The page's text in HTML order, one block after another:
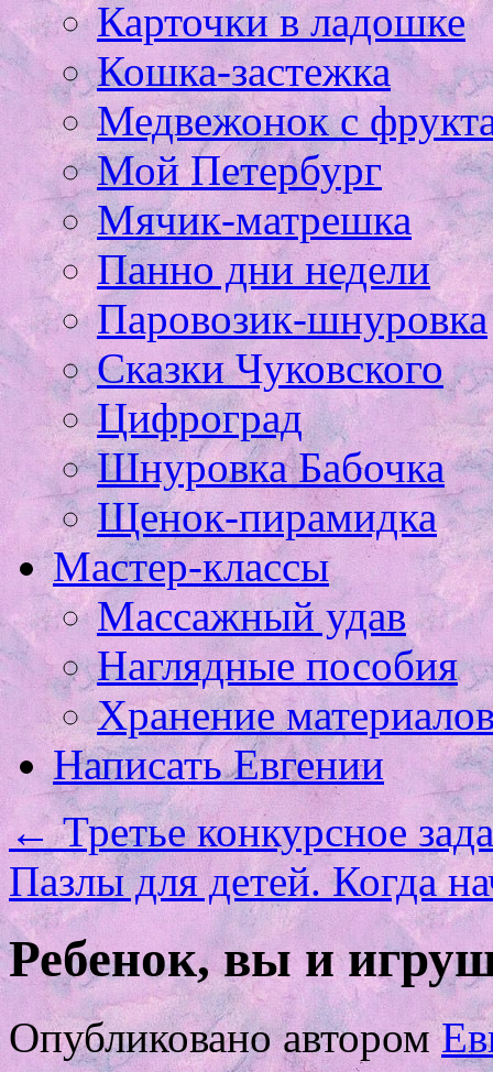
Карточки в ладошке
Кошка-застежка
Медвежонок с
Мой Петербург
Мячик-матрешка
Панно дни недели
Паровозик-шнуровка
Сказки Чуковского
Цифроград
Шнуровка Бабочка
Щенок-пирамидка
Мастер-классы
Массажный удав
Наглядные пособия
Хранение
Написать Евгении
←Третье конкурсное
Пазлы для детей. Когда
Ребенок, вы и
Опубликовано автором